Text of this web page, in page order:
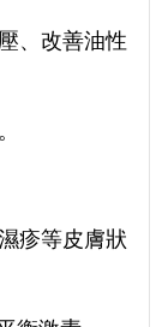
、改善油性
疹等皮膚狀